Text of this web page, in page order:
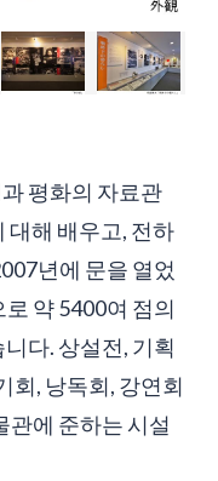
평화의 자료관
대해 배우고, 전하
년에 문을 열었
약 5400여 점의
다. 상설전, 기획
회, 낭독회, 강연회
관에 준하는 시설